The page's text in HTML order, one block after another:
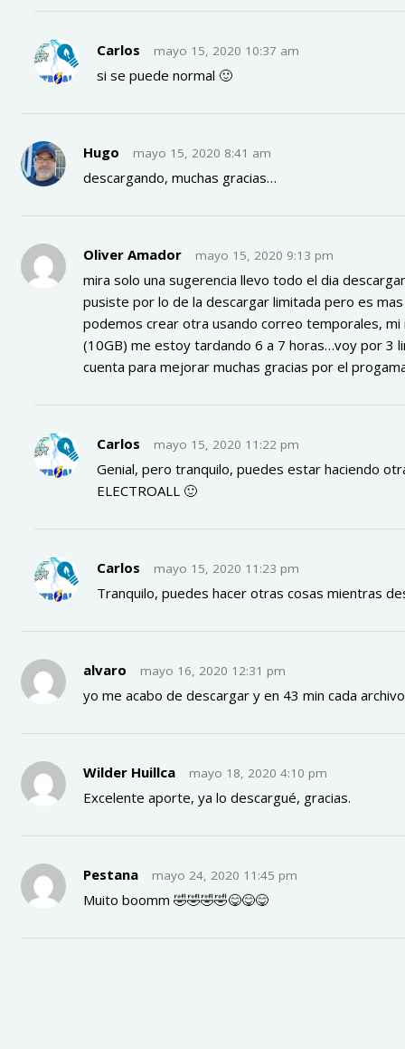
Carlos mayo 15, 2020 10:37 am
si se puede normal 🙂
Hugo mayo 15, 2020 8:41 am
descargando, muchas gracias…
Oliver Amador mayo 15, 2020 9:13 pm
mira solo una sugerencia llevo todo el dia
pusiste por lo de la descargar limitada pero es
podemos crear otra usando correo temporales,
(10GB) me estoy tardando 6 a 7 horas…voy por 3
cuenta para mejorar muchas gracias por el
Carlos mayo 15, 2020 11:22 pm
Genial, pero tranquilo, puedes estar haciendo
ELECTROALL 🙂
Carlos mayo 15, 2020 11:23 pm
Tranquilo, puedes hacer otras cosas mientras
alvaro mayo 16, 2020 12:31 pm
yo me acabo de descargar y en 43 min cada
Wilder Huillca mayo 18, 2020 4:10 pm
Excelente aporte, ya lo descargué, gracias.
Pestana mayo 24, 2020 11:45 pm
Muito boomm 🤣🤣🤣🤣😋😋😋